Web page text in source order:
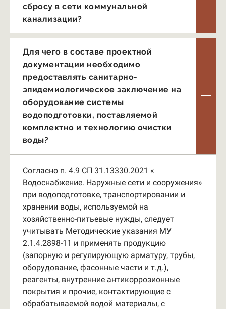
сбросу в сети коммунальной
канализации?
Для чего в составе проектной
документации необходимо
предоставлять санитарно-
эпидемиологическое заключение на
оборудование системы
водоподготовки, поставляемой
комплектно и технологию очистки
воды?
Согласно п. 4.9 СП 31.13330.2021 «
Водоснабжение. Наружные сети и сооружения»
при водоподготовке, транспортировании и
хранении воды, используемой на
хозяйственно-питьевые нужды, следует
учитывать Методические указания МУ
2.1.4.2898-11 и применять продукцию
(запорную и регулирующую арматуру, трубы,
оборудование, фасонные части и т.д.),
реагенты, внутренние антикоррозионные
покрытия и прочие, контактирующие с
обрабатываемой водой материалы, с